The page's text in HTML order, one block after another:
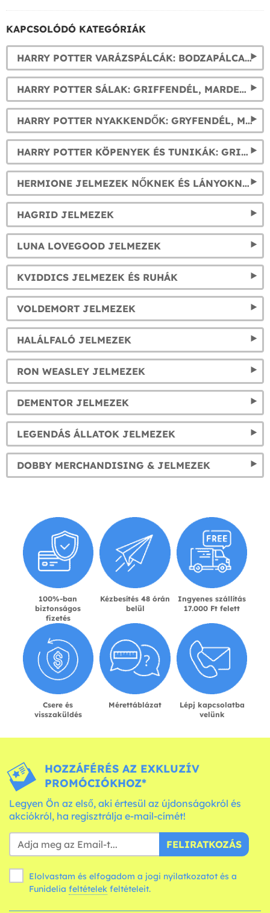
KAPCSOLÓDÓ KATEGÓRIÁK
HARRY POTTER VARÁZSPÁLCÁK: BODZAPÁLCA, HERMIONE, DUMBLEDORE ÉS VOLDEMORT PÁLCÁJA, STB.
HARRY POTTER SÁLAK: GRIFFENDÉL, MARDEKÁR, HOLLÓHÁT ÉS HUGRABUG
HARRY POTTER NYAKKENDŐK: GRYFENDÉL, MARDEKÁR, HOLLÓHÁT ÉS HUGRABUG
HARRY POTTER KÖPENYEK ÉS TUNIKÁK: GRIFFENDÉL, MARKEDÁR, HUGRABUG ÉS HOLLÓHÁT
HERMIONE JELMEZEK NŐKNEK ÉS LÁNYOKNAK
HAGRID JELMEZEK
LUNA LOVEGOOD JELMEZEK
KVIDDICS JELMEZEK ÉS RUHÁK
VOLDEMORT JELMEZEK
HALÁLFALÓ JELMEZEK
RON WEASLEY JELMEZEK
DEMENTOR JELMEZEK
LEGENDÁS ÁLLATOK JELMEZEK
DOBBY MERCHANDISING & JELMEZEK
100%-ban
biztonságos
fizetés
Kézbesítés 48 órán
belül
Ingyenes szállítás
17.000 Ft felett
Csere és
visszaküldés
Mérettáblázat
Lépj kapcsolatba
velünk
HOZZÁFÉRÉS AZ EXKLUZÍV
PROMÓCIÓKHOZ*
Legyen Ön az első, aki értesül az újdonságokról és
akciókról, ha regisztrálja e-mail-címét!
FELIRATKOZÁS
Elolvastam és elfogadom a jogi nyilatkozatot és a
Funidelia feltételek feltételeit.